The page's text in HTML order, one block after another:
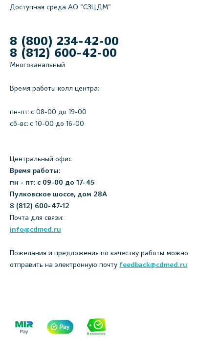
Доступная среда АО "СЗЦДМ"
8 (800) 234-42-00
8 (812) 600-42-00
Многоканальный
Время работы колл центра:
пн-пт: c 08-00 до 19-00
сб-вс: с 10-00 до 16-00
Центральный офис
Время работы:
пн - пт: с 09-00 до 17-45
Пулковское шоссе, дом 28А
8 (812) 600-47-12
Почта для связи:
info@cdmed.ru
Пожелания и предложения по качеству работы можно
отправить на электронную почту feedback@cdmed.ru